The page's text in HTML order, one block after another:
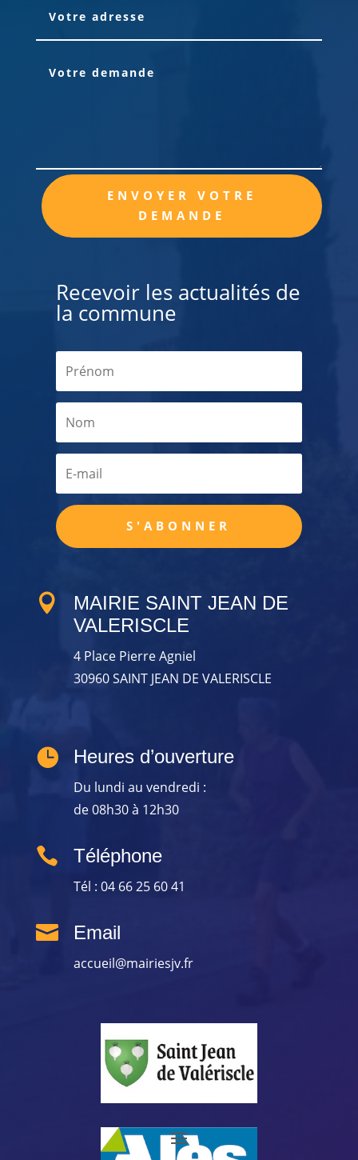
ENVOYER VOTRE
DEMANDE
Alternative:
Recevoir les actualités de
la commune
S'ABONNER

MAIRIE SAINT JEAN DE
VALERISCLE
4 Place Pierre Agniel
30960 SAINT JEAN DE VALERISCLE
 Heures d’ouverture
Du lundi au vendredi :
de 08h30 à 12h30
 Téléphone
Tél : 04 66 25 60 41
 Email
accueil@mairiesjv.fr